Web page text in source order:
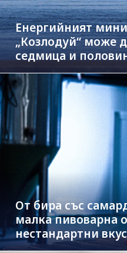
Енергийният
„Козлодуй“ може
седмица и
на Дунав
От бира със
малка пивоварна
нестандартни